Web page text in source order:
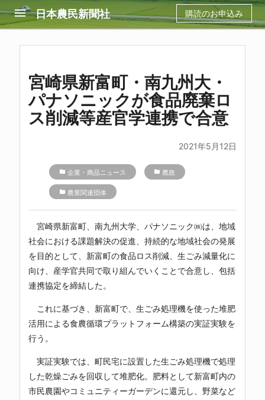
menu 日本農民新聞社 購読のお申込み
宮崎県新富町・南九州大・
パナソニックが食品廃棄ロ
ス削減等産官学連携で合意
2021年5月12日
folder 企業・商品ニュース folder 農政
folder 農業関連団体
宮崎県新富町、南九州大学、パナソニック㈱は、地域
社会における課題解決の促進、持続的な地域社会の発展
を目的として、新富町の食品ロス削減、生ごみ減量化に
向け、産学官共同で取り組んでいくことで合意し、包括
連携協定を締結した。
これに基づき、新富町で、生ごみ処理機を使った堆肥
活用による食農循環プラットフォーム構築の実証実験を
行う。
実証実験では、町民宅に設置した生ごみ処理機で処理
した乾燥ごみを回収して堆肥化。肥料として新富町内の
市民農園やコミュニティーガーデンに還元し、野菜など